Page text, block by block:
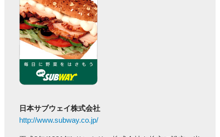
日本サブウェイ株式会社
http://www.subway.co.jp/